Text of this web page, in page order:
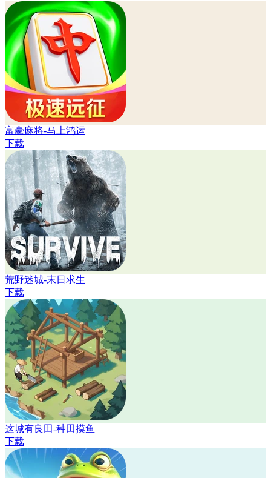
富豪麻将-马上鸿运
下载
荒野迷城-末日求生
下载
这城有良田-种田摸鱼
下载